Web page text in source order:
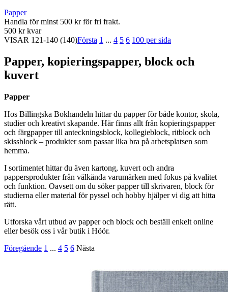
Papper
Handla för minst 500 kr för fri frakt.
500 kr kvar
VISAR 121-140 (140)Första 1 ... 4 5 6 100 per sida
Papper, kopieringspapper, block och
kuvert
Papper
Hos Billingska Bokhandeln hittar du papper för både kontor, skola,
studier och kreativt skapande. Här finns allt från kopieringspapper
och färgpapper till anteckningsblock, kollegieblock, ritblock och
skissblock – produkter som passar lika bra på arbetsplatsen som
hemma.
I sortimentet hittar du även kartong, kuvert och andra
pappersprodukter från välkända varumärken med fokus på kvalitet
och funktion. Oavsett om du söker papper till skrivaren, block för
studierna eller material för pyssel och hobby hjälper vi dig att hitta
rätt.
Utforska vårt utbud av papper och block och beställ enkelt online
eller besök oss i vår butik i Höör.
Föregående 1 ... 4 5 6 Nästa